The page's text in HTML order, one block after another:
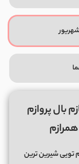
بال پروازم
تویی شیرین ترین